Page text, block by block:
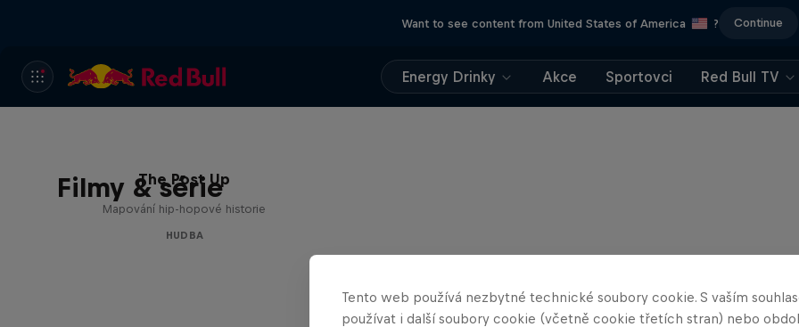
Want to see content from United States of America ? Continue
Energy Drinky Akce Sportovci Red Bull TV
Filmy & série
The Post Up
Mapování hip-hopové historie
HUDBA
Tento web používá nezbytné technické soubory cookie. S vaším
používat i další soubory cookie (včetně cookie třetích stran) nebo